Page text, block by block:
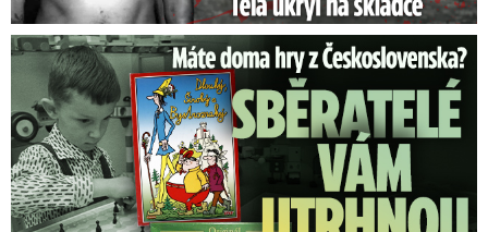
Staré československé hry: Sběratelé vám za ně utrhnou ruce!